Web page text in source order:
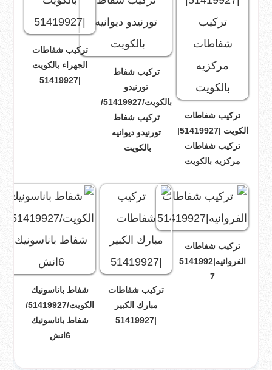
تركيب شفاطات
الكويت |51419927|
تركيب شفاطات
مركزيه بالكويت
تركيب شفاط
تورنيدو
بالكويت/51419927/
تركيب شفاط
تورنيدو ديوانيه
بالكويت
تركيب شفاطات
الجهراء بالكويت
|51419927
تركيب شفاطات
الفروانيه|5141992
7
تركيب شفاطات
مبارك الكبير
|51419927
شفاط باناسونيك
الكويت/51419927/
شفاط باناسونيك
6انش